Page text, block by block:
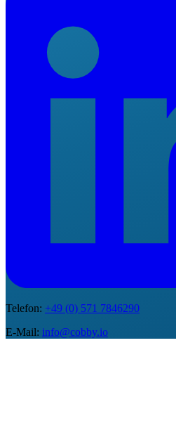
Telefon: +49 (0) 571 7846290
E-Mail: info@cobby.io